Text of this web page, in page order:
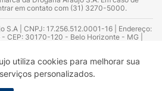
utiliza cookies para melhorar sua
personalizados.
em contato com (31) 3270-5000.
S.A | CNPJ: 17.256.512.0001-16 | Endereço:
CEP: 30170-120 - Belo Horizonte - MG |
| Yasmin Silva Alvarenga – CRF 52.584 -
Aguiar Pinheiro - CRF Nº 13.748. Alvará
de Funcionamento da Empresa (AFE):
7.16355-1